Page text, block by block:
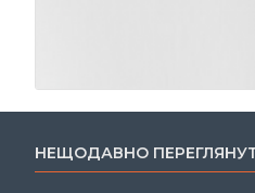
НЕЩОДАВНО